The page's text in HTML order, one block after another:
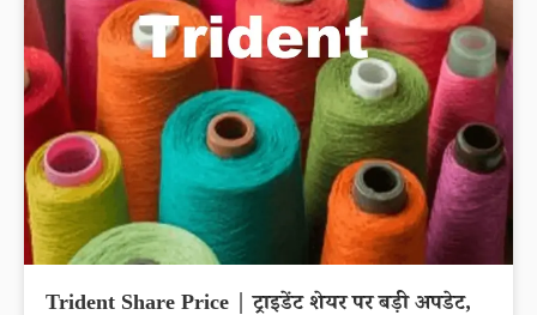
Trident Share Price | ट्राइडेंट शेयर पर बड़ी अपडेट,